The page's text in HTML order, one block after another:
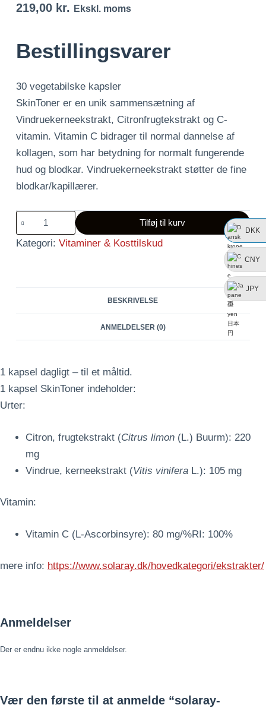
DKK
CNY
JPY
219,00 kr. Ekskl. moms
Bestillingsvarer
30 vegetabilske kapsler
SkinToner er en unik sammensætning af
Vindruekerneekstrakt, Citronfrugtekstrakt og C-
vitamin. Vitamin C bidrager til normal dannelse af
kollagen, som har betydning for normalt fungerende
hud og blodkar. Vindruekerneekstrakt støtter de fine
blodkar/kapillærer.
solaray-
skintoner
antal
Tilføj til kurv
Kategori: Vitaminer & Kosttilskud
BESKRIVELSE
ANMELDELSER (0)
1 kapsel dagligt – til et måltid.
1 kapsel SkinToner indeholder:
Urter:
Citron, frugtekstrakt (Citrus limon(L.) Buurm): 220
mg
Vindrue, kerneekstrakt (Vitis viniferaL.): 105 mg
Vitamin:
Vitamin C (L-Ascorbinsyre): 80 mg/%RI: 100%
mere info: https://www.solaray.dk/hovedkategori/ekstrakter/
Anmeldelser
Der er endnu ikke nogle anmeldelser.
Vær den første til at anmelde “solaray-